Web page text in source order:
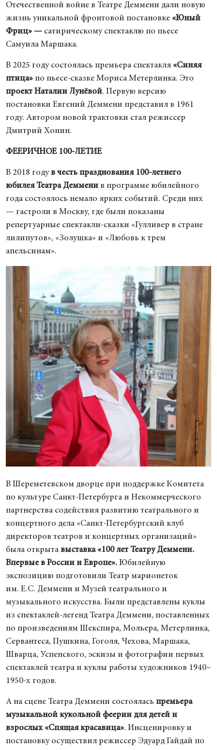
Отечественной войне в Театре Деммени дали новую
жизнь уникальной фронтовой постановке «Юный
Фриц» — сатирическому спектаклю по пьесе
Самуила Маршака.
В 2025 году состоялась премьера спектакля «Синяя
птица» по пьесе-сказке Мориса Метерлинка. Это
проект Наталии Лунёвой. Первую версию
постановки Евгений Деммени представил в 1961
году. Автором новой трактовки стал режиссер
Дмитрий Хонин.
ФЕЕРИЧНОЕ 100-ЛЕТИЕ
В 2018 годув честь празднования 100-летнего
юбилея Театра Деммени в программе юбилейного
года состоялось немало ярких событий. Среди них
— гастроли в Москву, где были показаны
репертуарные спектакли-сказки «Гулливер в стране
лилипутов», «Золушка» и «Любовь к трем
апельсинам».
В Шереметевском дворце при поддержке Комитета
по культуре Санкт-Петербурга и Некоммерческого
партнерства содействия развитию театрального и
концертного дела «Санкт-Петербургский клуб
директоров театров и концертных организаций»
была открыта выставка «100 лет Театру Деммени.
Впервые в России и Европе». Юбилейную
экспозицию подготовили Театр марионеток
им. Е.С. Деммени и Музей театрального и
музыкального искусства. Были представлены куклы
из спектаклей-легенд Театра Деммени, поставленных
по произведениям Шекспира, Мольера, Метерлинка,
Сервантеса, Пушкина, Гоголя, Чехова, Маршака,
Шварца, Успенского, эскизы и фотографии первых
спектаклей театра и куклы работы художников 1940–
1950-х годов.
А на сцене Театра Деммени состоялась премьера
музыкальной кукольной феерии для детей и
взрослых «Спящая красавица». Инсценировку и
постановку осуществил режиссер Эдуард Гайдай по